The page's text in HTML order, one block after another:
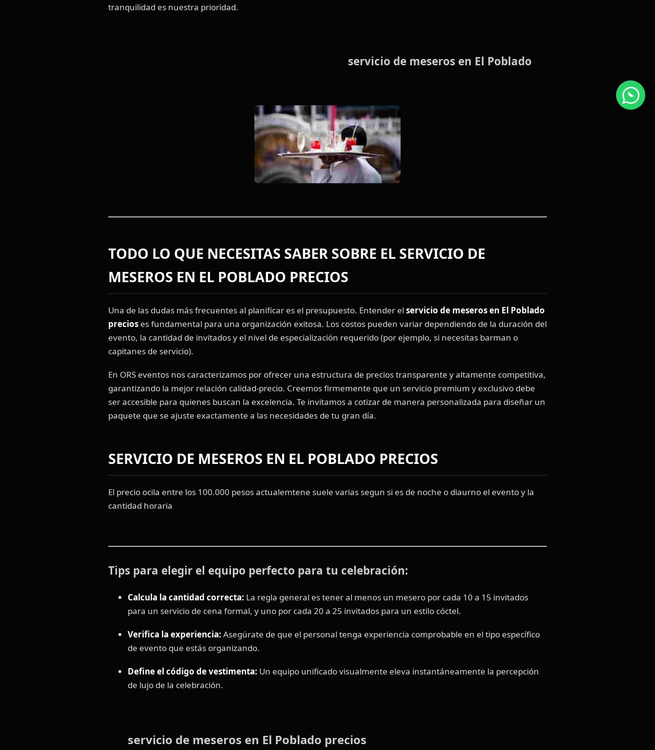
tranquilidad es nuestra prioridad.
servicio de meseros en El Poblado
TODO LO QUE NECESITAS SABER SOBRE EL SERVICIO DE
MESEROS EN EL POBLADO PRECIOS
Una de las dudas más frecuentes al planificar es el presupuesto. Entender el servicio de meseros en El Poblado
precios es fundamental para una organización exitosa. Los costos pueden variar dependiendo de la duración del
evento, la cantidad de invitados y el nivel de especialización requerido (por ejemplo, si necesitas barman o
capitanes de servicio).
En ORS eventos nos caracterizamos por ofrecer una estructura de precios transparente y altamente competitiva,
garantizando la mejor relación calidad-precio. Creemos firmemente que un servicio premium y exclusivo debe
ser accesible para quienes buscan la excelencia. Te invitamos a cotizar de manera personalizada para diseñar un
paquete que se ajuste exactamente a las necesidades de tu gran día.
SERVICIO DE MESEROS EN EL POBLADO PRECIOS
El precio ocila entre los 100.000 pesos actualemtene suele varias segun si es de noche o diaurno el evento y la
cantidad horaria
Tips para elegir el equipo perfecto para tu celebración:
Calcula la cantidad correcta: La regla general es tener al menos un mesero por cada 10 a 15 invitados
para un servicio de cena formal, y uno por cada 20 a 25 invitados para un estilo cóctel.
Verifica la experiencia: Asegúrate de que el personal tenga experiencia comprobable en el tipo específico
de evento que estás organizando.
Define el código de vestimenta: Un equipo unificado visualmente eleva instantáneamente la percepción
de lujo de la celebración.
servicio de meseros en El Poblado precios